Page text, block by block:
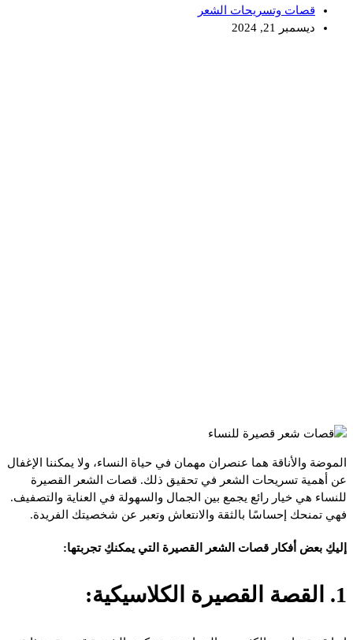
قصات وتسريحات الشعر
ديسمبر 21, 2024
الموضة والأناقة هما عنصران مهمان في حياة النساء، ولا يمكننا الإغفال
عن أهمية تسريحات الشعر في تحقيق ذلك. قصات الشعر القصيرة
للنساء هي خيار رائع يجمع بين الجمال والسهولة في العناية والتصفيف.
فهي تمنحك إحساسًا بالثقة والانتعاش وتعبر عن شخصيتك الفريدة.
إليكِ بعض أفكار قصات الشعر القصيرة التي يمكنكِ تجربتها:
1. القصة القصيرة الكلاسيكية: